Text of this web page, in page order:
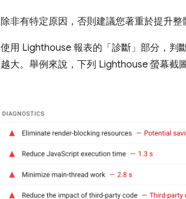
除非有特定原因，否則建議您著重於提升整
使用 Lighthouse 報表的「診斷」 部分，判
越大。舉例來說，下列 Lighthouse 螢幕截